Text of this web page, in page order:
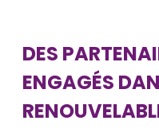
DES
ENGAGÉS